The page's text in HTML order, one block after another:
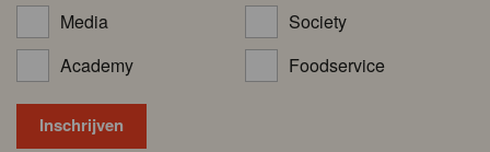
Media
Society
Academy
Foodservice